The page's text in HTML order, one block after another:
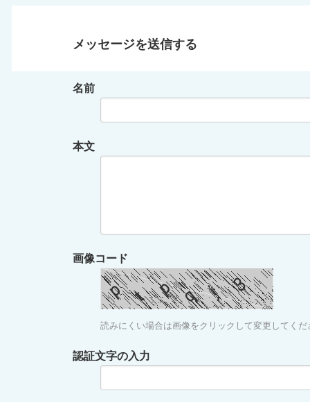
メッセージを送信する
名前
本文
画像コード
読みにくい場合は画像をクリックして変更してくだ
認証文字の入力